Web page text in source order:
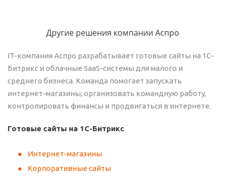
Другие решения компании Аспро
IT-компания Аспро разрабатывает готовые сайты на 1С-
Битрикс и облачные SaaS-системы для малого и
среднего бизнеса. Команда помогает запускать
интернет-магазины, организовать командную работу,
контролировать финансы и продвигаться в интернете.
Готовые сайты на 1С-Битрикс
Интернет-магазины
Корпоративные сайты